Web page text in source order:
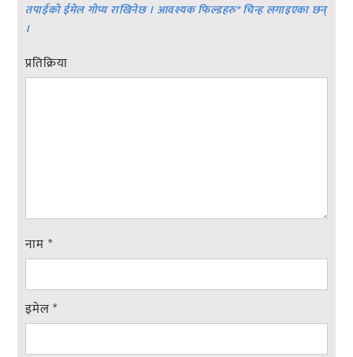
तपाईको ईमेल गोप्य राखिनेछ । आवश्यक फिल्डहरु*चिन्ह लगाइएका छन्
।
प्रतिक्रिया
नाम *
इमेल*